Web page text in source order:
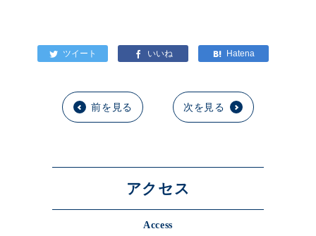
前を見る 次を見る
アクセス
Access